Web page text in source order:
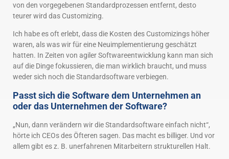
von den vorgegebenen Standardprozessen entfernt, desto
teurer wird das Customizing.
Ich habe es oft erlebt, dass die Kosten des Customizings höher
waren, als was wir für eine Neuimplementierung geschätzt
hatten. In Zeiten von agiler Softwareentwicklung kann man sich
auf die Dinge fokussieren, die man wirklich braucht, und muss
weder sich noch die Standardsoftware verbiegen.
Passt sich die Software dem Unternehmen an
oder das Unternehmen der Software?
„Nun, dann verändern wir die Standardsoftware einfach nicht“,
hörte ich CEOs des Öfteren sagen. Das macht es billiger. Und vor
allem gibt es z. B. unerfahrenen Mitarbeitern strukturellen Halt.